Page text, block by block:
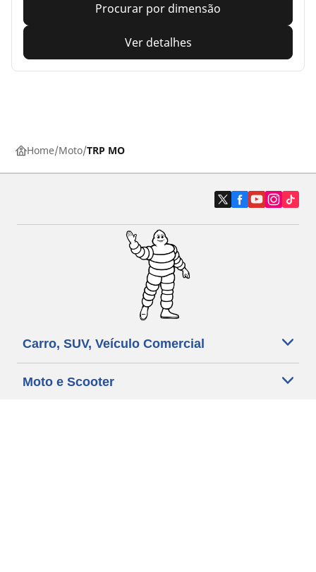
Procurar por dimensão
Ver detalhes
Home Moto TRP MO
Carro, SUV, Veículo Comercial
Moto e Scooter